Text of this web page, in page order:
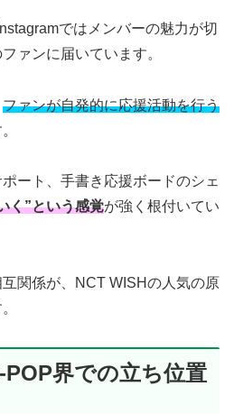
ではメンバーの魅力が切
ァンに届いています。
ファンが自発的に応援活動を行う
ート、手書き応援ボードのシェ
く”という感覚が強く根付いてい
関係が、NCT WISHの人気の原
界での立ち位置